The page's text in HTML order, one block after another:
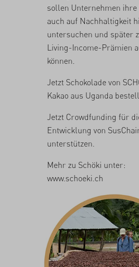
sollen Unternehmen ihre
auch auf Nachhaltigkeit
untersuchen und später
Living-Income-Prämien
können.
Jetzt Schokolade von
Kakao aus Uganda
Jetzt Crowdfunding für
Entwicklung von
unterstützen
Mehr zu Schöki unter:
www.schoeki.ch